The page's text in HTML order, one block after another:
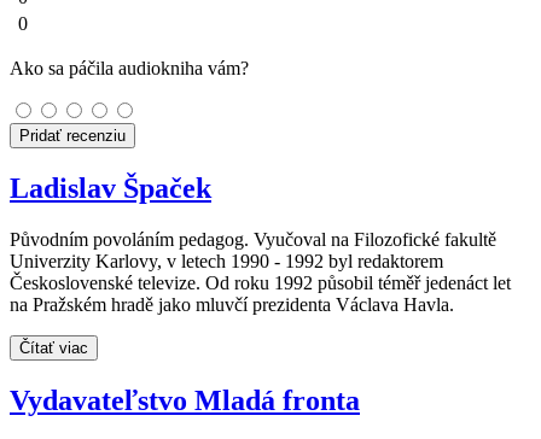
0
Ako sa páčila audiokniha vám?
Pridať recenziu
Ladislav Špaček
Původním povoláním pedagog. Vyučoval na Filozofické fakultě
Univerzity Karlovy, v letech 1990 - 1992 byl redaktorem
Československé televize. Od roku 1992 působil téměř jedenáct let
na Pražském hradě jako mluvčí prezidenta Václava Havla.
Čítať viac
Vydavateľstvo Mladá fronta